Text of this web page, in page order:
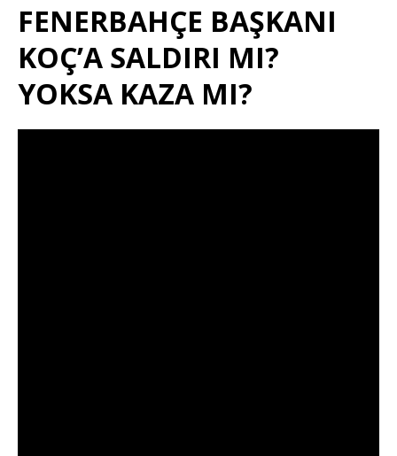
FENERBAHÇE BAŞKANI
KOÇ’A SALDIRI MI?
YOKSA KAZA MI?